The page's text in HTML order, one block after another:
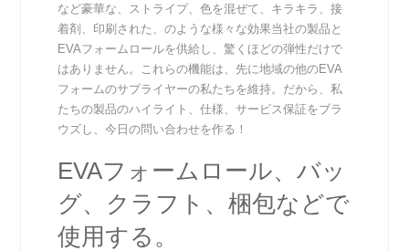
など豪華な、ストライプ、色を混ぜて、キラキラ、接
着剤、印刷された、のような様々な効果当社の製品と
EVAフォームロールを供給し、驚くほどの弾性だけで
はありません。これらの機能は、先に地域の他のEVA
フォームのサプライヤーの私たちを維持。だから、私
たちの製品のハイライト、仕様、サービス保証をブラ
ウズし、今日の問い合わせを作る！
EVAフォームロール、バッ
グ、クラフト、梱包などで
使用する。